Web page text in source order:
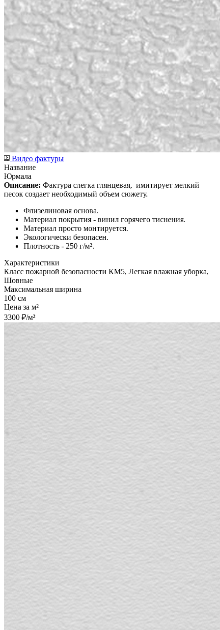
Видео фактуры
Название
Юрмала
Описание: Фактура слегка глянцевая, имитирует мелкий
песок создает необходимый объем сюжету.
Флизелиновая основа.
Материал покрытия - винил горячего тиснения.
Материал просто монтируется.
Экологически безопасен.
Плотность - 250 г/м².
Характеристики
Класс пожарной безопасности КМ5, Легкая влажная уборка,
Шовные
Максимальная ширина
100 см
Цена за м²
3300 ₽/м²